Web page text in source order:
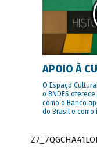
APOIO À
O Espaço
o BNDES
como o Banco
do Brasil e